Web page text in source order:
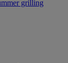
grilling